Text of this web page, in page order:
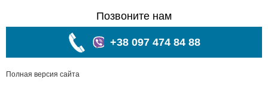
Позвоните нам
+38 097 474 84 88
Полная версия сайта